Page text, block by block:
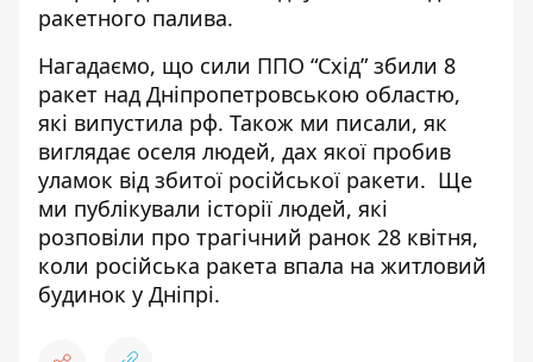
ракетного палива.
Нагадаємо, що сили ППО “Схід” збили 8
ракет над Дніпропетровською областю,
які випустила рф. Також ми писали, як
виглядає оселя людей, дах якої пробив
уламок від збитої російської ракети. Ще
ми публікували історії людей, які
розповіли про трагічний ранок 28 квітня,
коли російська ракета впала на житловий
будинок у Дніпрі.